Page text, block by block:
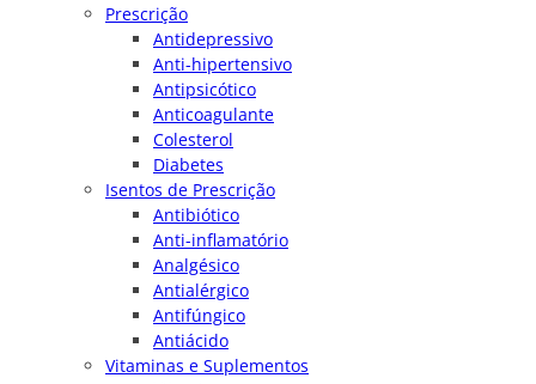
Prescrição
Antidepressivo
Anti-hipertensivo
Antipsicótico
Anticoagulante
Colesterol
Diabetes
Isentos de Prescrição
Antibiótico
Anti-inflamatório
Analgésico
Antialérgico
Antifúngico
Antiácido
Vitaminas e Suplementos